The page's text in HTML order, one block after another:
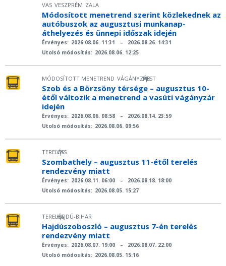
VAS VESZPRÉM ZALA
Módosított menetrend szerint közlekednek az
autóbuszok az augusztusi munkanap-
áthelyezés és ünnepi időszak idején
Érvényes: 2026.08.06. 11:31 –
2026.08.26. 14:31
Utolsó módosítás: 2026.08.06. 12:25
MÓDOSÍTOTT MENETREND VÁGÁNYZÁR
|
PEST
Szob és a Börzsöny térsége – augusztus 10-
étől változik a menetrend a vasúti vágányzár
idején
Érvényes: 2026.08.06. 08:58 –
2026.08.14. 23:59
Utolsó módosítás: 2026.08.06. 09:56
TERELÉS
|
VAS
Szombathely – augusztus 11-étől terelés
rendezvény miatt
Érvényes: 2026.08.11. 06:00 –
2026.08.18. 18:00
Utolsó módosítás: 2026.08.05. 15:27
TERELÉS
|
HAJDÚ-BIHAR
Hajdúszoboszló – augusztus 7-én terelés
rendezvény miatt
Érvényes: 2026.08.07. 19:00 –
2026.08.07. 22:00
Utolsó módosítás: 2026.08.05. 15:16